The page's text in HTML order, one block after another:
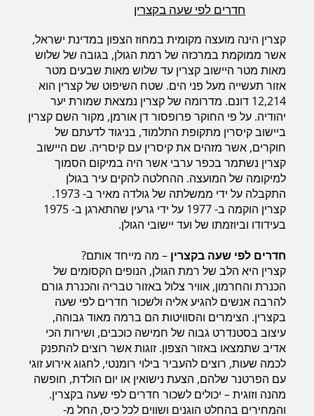
חדרים לפי שעה בחוף הכרמל
חדרים לפי שעה בחיפה קריות
חדרים לפי שעה בכנרת גליל תחתון עמקים
חדרים לפי שעה ברמת הגולן
חדרים לפי שעה בהערבה
חדרים לפי שעה בעמק יזרעאל
חדרים לפי שעה במישור החוף הדרומי
חדרים לפי שעה בקצרין
קצרין הינה מועצה מקומית במחוז הצפון במדינת ישראל,
אשר ממוקמת במרכזה של רמת הגולן, בגובה של שלוש
מאות מטר היישוב קצרין עד שלוש מאות שבעים מטר
אזור תעשייה מעל פני הים. שטח השיפוט של קצרין הוא
12,214 דונם. מדרומה של קצרין נמצאת שמורת יער
יהודיה. על פי החוקר פרופסור דן אורמן, מקור השם קצרין
ביישוב קיסרין מתקופת התלמוד, בניגוד לדעתם של
חוקרים, אשר מזהים את קיסרין עם קיסריה. שם היישוב
קצרין נשתמר בכפר ערבי אשר היה במיקום הסמוך
למיקומה של המועצה. ההחלטה להקים עיר בגולן
התקבלה על ידי ממשלתה של גולדה מאיר ב- 1973.
קצרין הוקמה ב- 1977 על ידי גרעין שהתארגן ב- 1975
בעידודו וביוזמתו של ועד יישובי הגולן.
חדרים לפי שעה בקצרין – מה מייחד אותם?
קצרין היא הלב של רמת הגולן, הנופים הקסומים של
הכנרת והחרמון, אוויר צלול באזור טבריה והכנרת גורם
להרבה אנשים להגיע אליה ולשכור חדרים לפי שעה
בקצרין. הצימרים והסוויטות הם ברמה מאוד גבוהה,
עיצוב בסטנדרט גבוה של חמישה כוכבים, ושירות הכי
אדיב שתמצאו באזור הצפון. זוגות אשר רוצים להתפנק
לכמה שעות, רוצים להעביר בילוי רומנטי, לחגוג אירוע זוגי
עם הפרטנר שלהם, הצעת נישואין או יום הולדת, חופשה
מהנה וזוגית – יכולים לשכור חדרים לפי שעה בקצרין.
והמחירים בהחלט הוגנים ושווים לכל כיס, החל מ-